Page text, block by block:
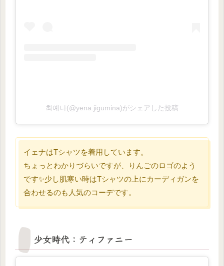
최예나(@yena.jigumina)がシェアした投稿
イェナはTシャツを着用しています。
ちょっとわかりづらいですが、りんごのロゴのよう
です✨少し肌寒い時はTシャツの上にカーディガンを
合わせるのも人気のコーデです。
少女時代：ティファニー